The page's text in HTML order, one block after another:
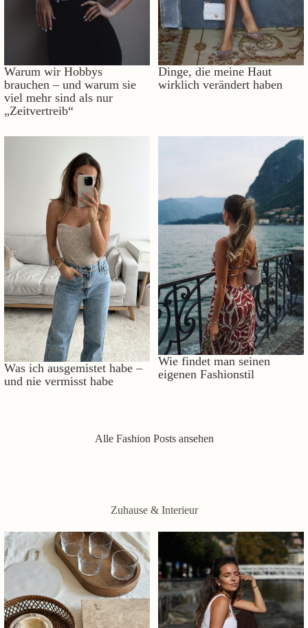
Warum wir Hobbys
brauchen – und warum sie
viel mehr sind als nur
„Zeitvertreib“
Dinge, die meine Haut
wirklich verändert haben
Was ich ausgemistet habe –
und nie vermisst habe
Wie findet man seinen
eigenen Fashionstil
Alle Fashion Posts ansehen
Zuhause & Interieur